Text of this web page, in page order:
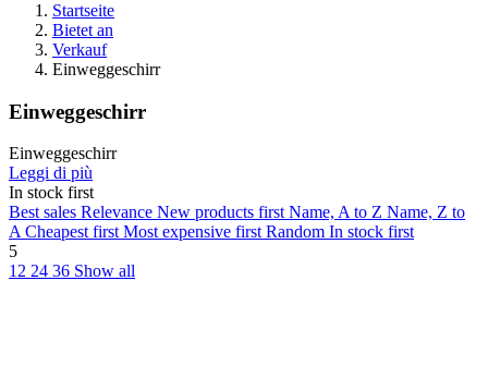
Startseite
Bietet an
Verkauf
Einweggeschirr
Einweggeschirr
Einweggeschirr
Leggi di più
In stock first
Best sales Relevance New products firstName, A to Z Name, Z to
ACheapest firstMost expensive firstRandom In stock first
5
12 24 36 Show all